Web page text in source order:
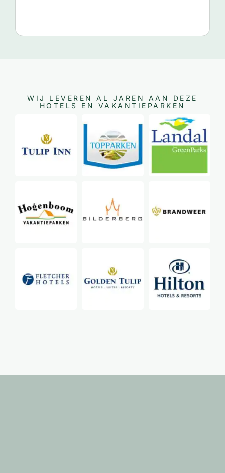
WIJ LEVEREN AL JAREN AAN DEZE
HOTELS EN VAKANTIEPARKEN